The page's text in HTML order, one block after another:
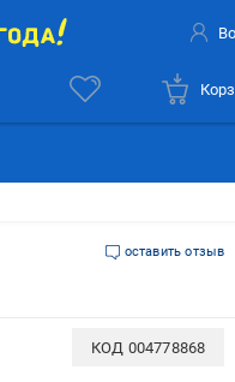
оставить отзыв
КОД 004778868